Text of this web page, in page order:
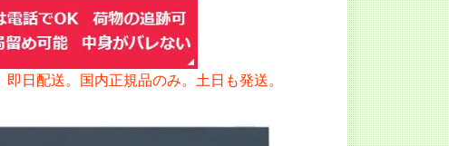
即日配送。国内正規品のみ。土日も発送。